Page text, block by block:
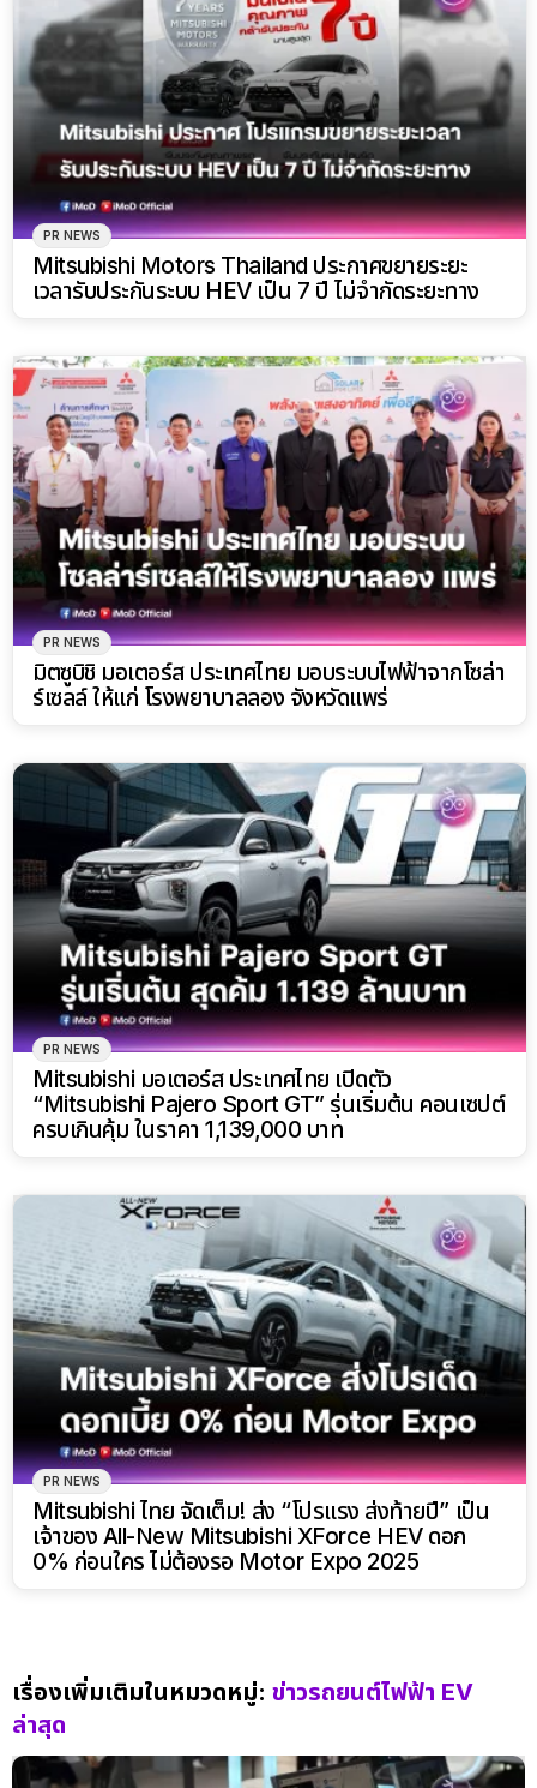
PR NEWS
Mitsubishi Motors Thailand ประกาศขยายระยะ
เวลารับประกันระบบ HEV เป็น 7 ปี ไม่จำกัดระยะทาง
PR NEWS
มิตซูบิชิ มอเตอร์ส ประเทศไทย มอบระบบไฟฟ้าจากโซล่า
ร์เซลล์ ให้แก่ โรงพยาบาลลอง จังหวัดแพร่
PR NEWS
Mitsubishi มอเตอร์ส ประเทศไทย เปิดตัว
“Mitsubishi Pajero Sport GT” รุ่นเริ่มต้น คอนเซปต์
ครบเกินคุ้ม ในราคา 1,139,000 บาท
PR NEWS
Mitsubishi ไทย จัดเต็ม! ส่ง “โปรแรง ส่งท้ายปี” เป็น
เจ้าของ All-New Mitsubishi XForce HEV ดอก
0% ก่อนใคร ไม่ต้องรอ Motor Expo 2025
เรื่องเพิ่มเติมในหมวดหมู่: ข่าวรถยนต์ไฟฟ้า EV
ล่าสุด